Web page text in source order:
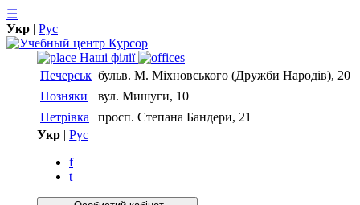
☰
Укр | Рус
Нашi фiлiї
Печерськ бульв. М. Міхновського (Дружби Народів), 20
Позняки
вул. Мишуги, 10
Петрівка
просп. Степана Бандери, 21
Укр | Рус
f
t